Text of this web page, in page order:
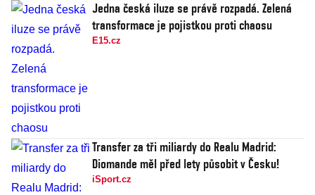
Jedna česká iluze se právě rozpadá. Zelená
transformace je pojistkou proti chaosu
E15.cz
Transfer za tři miliardy do Realu Madrid:
Diomande měl před lety působit v Česku!
iSport.cz